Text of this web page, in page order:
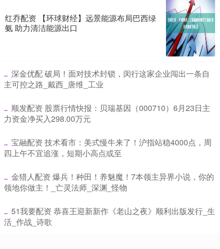
红乔配资 【环球财经】远景能源布局巴西绿
氨 助力清洁能源出口
​深金优配 破局！面对技术封锁，闵行这家企业闯出一条自
主可控之路_戴西_唐维_工业
​顺发配资 股票行情快报：贝瑞基因（000710）6月23日主
力资金净买入298.00万元
​宝融配资 技术看市：美式慢牛来了！沪指站稳4000点，周
四上午不宜追涨，短期小高点或至
​金猎人配资 爆兵！种田！养魅魔！7本领主异界小说，你的
领地你做主！_亡灵法师_深渊_怪物
​51我要配资 恭喜王迎新新作《老山之夜》顺利出版发行_生
活_作战_诗歌